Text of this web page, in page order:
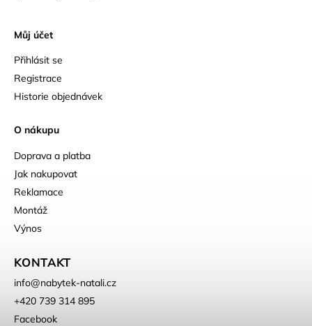
Můj účet
Přihlásit se
Registrace
Historie objednávek
O nákupu
Doprava a platba
Jak nakupovat
Reklamace
Montáž
Výnos
KONTAKT
info@nabytek-natali.cz
+420 739 314 895
Facebook